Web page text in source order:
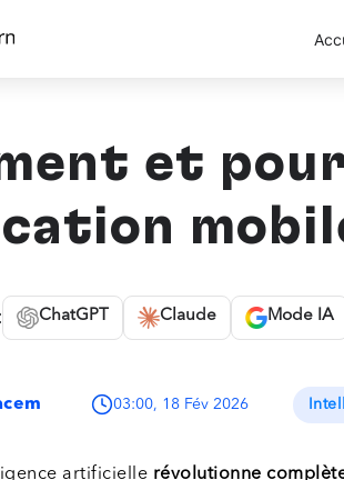
et
ChatGPT Claude Mode IA
03:00, 18 Fév 2026
artificielle révolutionne